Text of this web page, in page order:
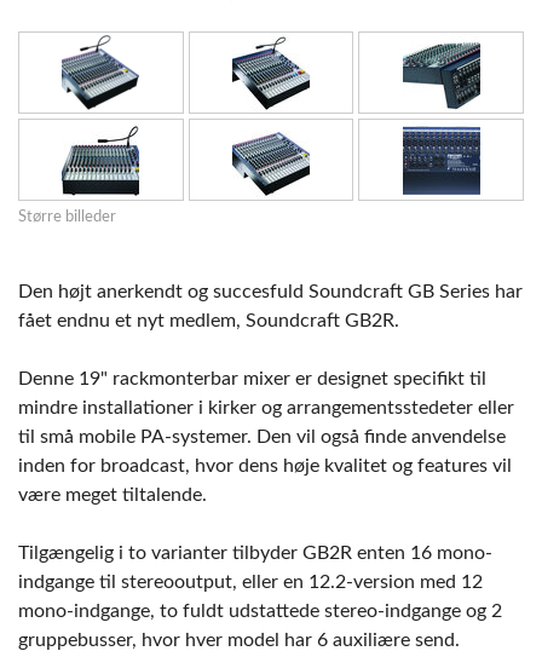
Større billeder
Den højt anerkendt og succesfuld Soundcraft GB Series har
fået endnu et nyt medlem, Soundcraft GB2R.
Denne 19" rackmonterbar mixer er designet specifikt til
mindre installationer i kirker og arrangementsstedeter eller
til små mobile PA-systemer. Den vil også finde anvendelse
inden for broadcast, hvor dens høje kvalitet og features vil
være meget tiltalende.
Tilgængelig i to varianter tilbyder GB2R enten 16 mono-
indgange til stereooutput, eller en 12.2-version med 12
mono-indgange, to fuldt udstattede stereo-indgange og 2
gruppebusser, hvor hver model har 6 auxiliære send.